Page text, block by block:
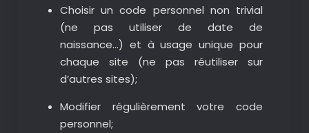
Choisir un code personnel non trivial
(ne pas utiliser de date de
naissance…) et à usage unique pour
chaque site (ne pas réutiliser sur
d’autres sites);
Modifier régulièrement votre code
personnel;